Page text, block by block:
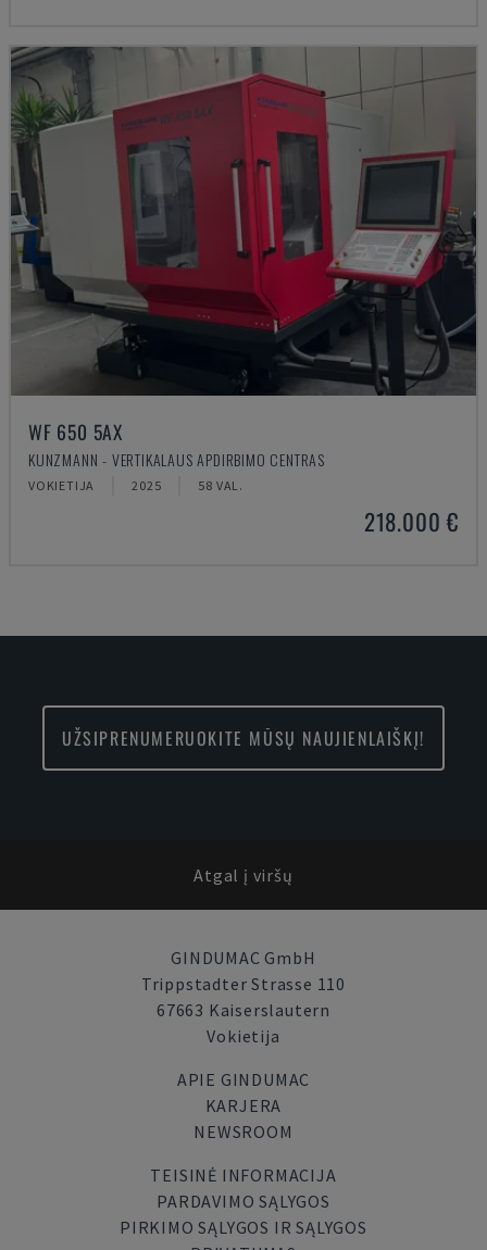
WF 650 5AX
KUNZMANN - VERTIKALAUS APDIRBIMO CENTRAS
VOKIETIJA 2025 58 VAL.
218.000 €
UŽSIPRENUMERUOKITE MŪSŲ NAUJIENLAIŠKĮ!
Atgal į viršų
GINDUMAC GmbH
Trippstadter Strasse 110
67663 Kaiserslautern
Vokietija
APIE GINDUMAC
KARJERA
NEWSROOM
TEISINĖ INFORMACIJA
PARDAVIMO SĄLYGOS
PIRKIMO SĄLYGOS IR SĄLYGOS